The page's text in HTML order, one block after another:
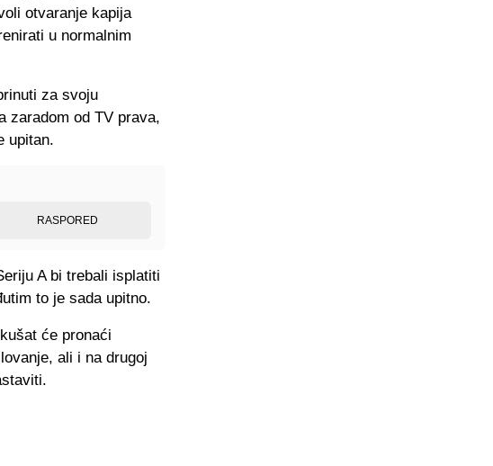
otvaranje kapija
u normalnim
za svoju
zaradom od TV prava,
upitan.
RASPORED
A bi trebali isplatiti
to je sada upitno.
će pronaći
ali i na drugoj